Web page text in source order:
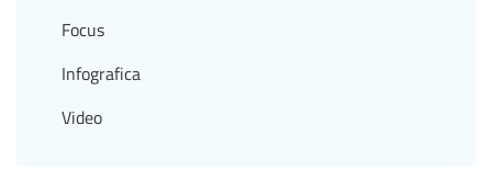
Focus
Infografica
Video